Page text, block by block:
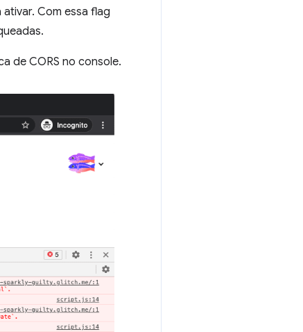
ativar. Com essa flag
de CORS no console.